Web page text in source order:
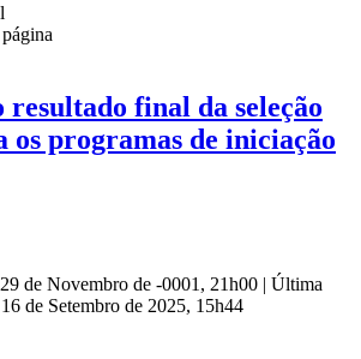
final da seleção
os programas de iniciação
de Novembro de -0001, 21h00 | Última
de Setembro de 2025, 15h44